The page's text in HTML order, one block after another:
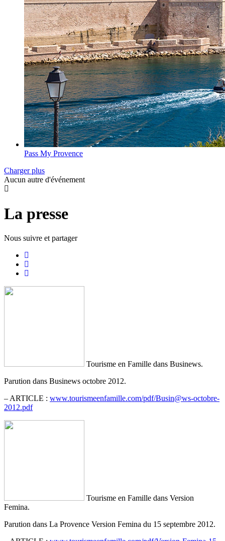
Pass My Provence
Charger plus
Aucun autre d'événement
La presse
Nous suivre et partager
Tourisme en Famille dans Businews.
Parution dans Businews octobre 2012.
– ARTICLE : www.tourismeenfamille.com/pdf/Busin@ws-octobre-
2012.pdf
Tourisme en Famille dans Version
Femina.
Parution dans La Provence Version Femina du 15 septembre 2012.